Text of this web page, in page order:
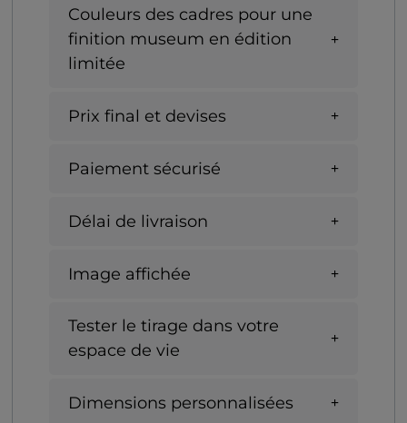
Couleurs des cadres pour une
finition museum en édition
limitée
Prix final et devises
Paiement sécurisé
Délai de livraison
Image affichée
Tester le tirage dans votre
espace de vie
Dimensions personnalisées